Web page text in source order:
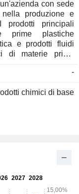
con sede
nella produzione e
principali
prime plastiche
e prodotti fluidi
di materie prime
(SM), fenolo
di policarbonato,
il solfato di sodio,
la seta lavorata di
opera in Cina
-
chimici di base